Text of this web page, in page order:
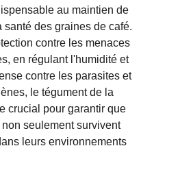
au maintien de
santé des graines de café.
contre les menaces
en régulant l'humidité et
contre les parasites et
le tégument de la
crucial pour garantir que
non seulement survivent
leurs environnements